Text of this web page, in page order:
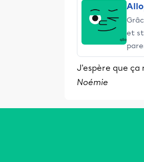
et
J'espère que ça
Noémie